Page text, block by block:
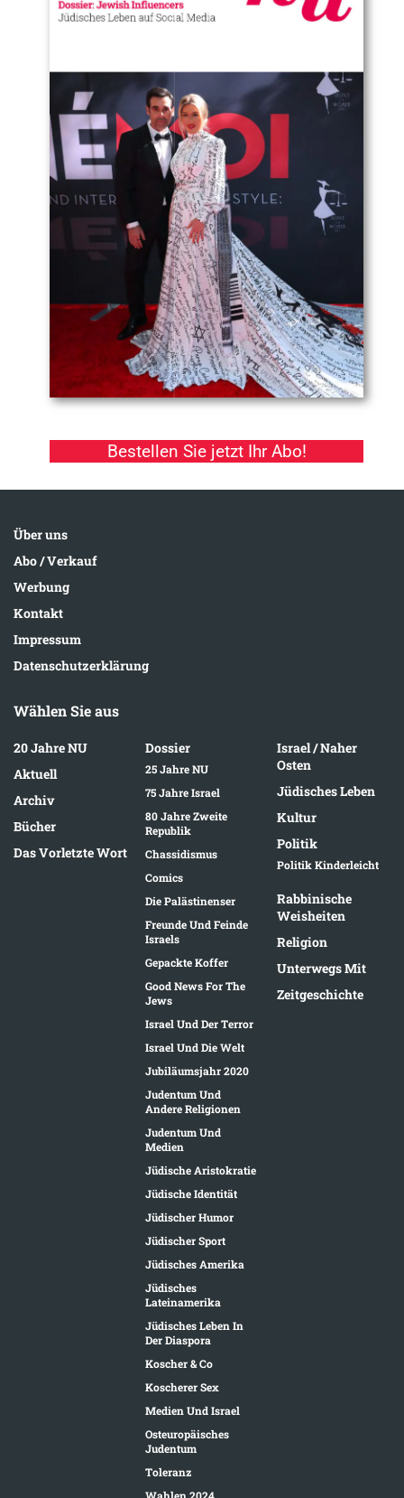
Bestellen Sie jetzt Ihr Abo!
Über uns
Abo / Verkauf
Werbung
Kontakt
Impressum
Datenschutzerklärung
Wählen Sie aus
20 Jahre NU
Aktuell
Archiv
Bücher
Das Vorletzte Wort
Dossier
25 Jahre NU
75 Jahre Israel
80 Jahre Zweite
Republik
Chassidismus
Comics
Die Palästinenser
Freunde Und Feinde
Israels
Gepackte Koffer
Good News For The
Jews
Israel Und Der Terror
Israel Und Die Welt
Jubiläumsjahr 2020
Judentum Und
Andere Religionen
Judentum Und
Medien
Jüdische Aristokratie
Jüdische Identität
Jüdischer Humor
Jüdischer Sport
Jüdisches Amerika
Jüdisches
Lateinamerika
Jüdisches Leben In
Der Diaspora
Koscher & Co
Koscherer Sex
Medien Und Israel
Osteuropäisches
Judentum
Toleranz
Wahlen 2024
Israel / Naher
Osten
Jüdisches Leben
Kultur
Politik
Politik Kinderleicht
Rabbinische
Weisheiten
Religion
Unterwegs Mit
Zeitgeschichte